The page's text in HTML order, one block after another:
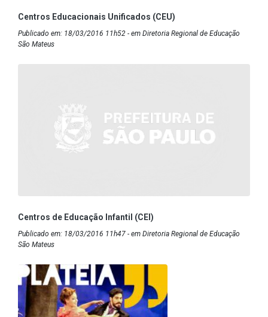
Centros Educacionais Unificados (CEU)
Publicado em: 18/03/2016 11h52 - em Diretoria Regional de Educação
São Mateus
Centros de Educação Infantil (CEI)
Publicado em: 18/03/2016 11h47 - em Diretoria Regional de Educação
São Mateus